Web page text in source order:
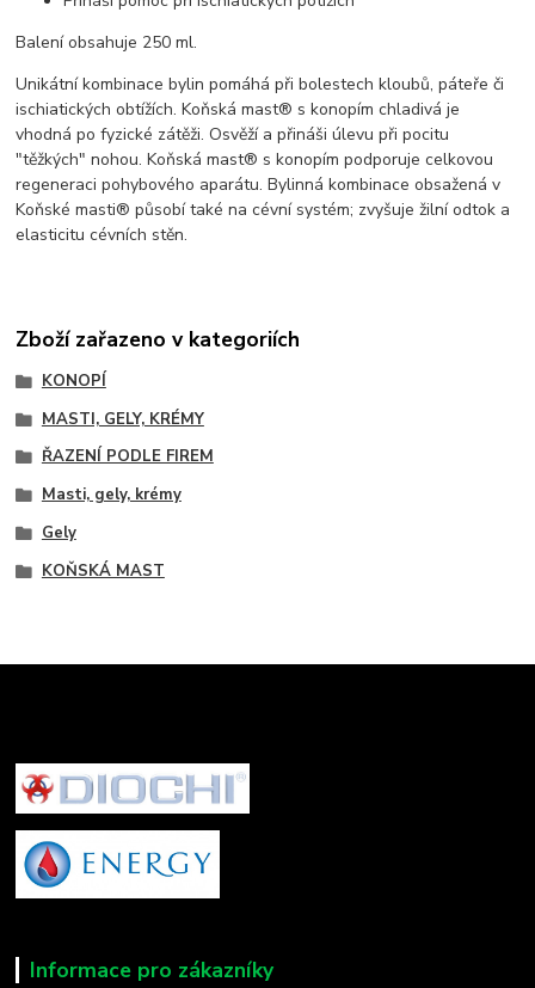
Balení obsahuje 250 ml.
Unikátní kombinace bylin pomáhá při bolestech kloubů, páteře či
ischiatických obtížích. Koňská mast® s konopím chladivá je
vhodná po fyzické zátěži. Osvěží a přináši úlevu při pocitu
"těžkých" nohou. Koňská mast® s konopím podporuje celkovou
regeneraci pohybového aparátu. Bylinná kombinace obsažená v
Koňské masti® působí také na cévní systém; zvyšuje žilní odtok a
elasticitu cévních stěn.
Zboží zařazeno v kategoriích
KONOPÍ
MASTI, GELY, KRÉMY
ŘAZENÍ PODLE FIREM
Masti, gely, krémy
Gely
KOŇSKÁ MAST
Informace pro zákazníky